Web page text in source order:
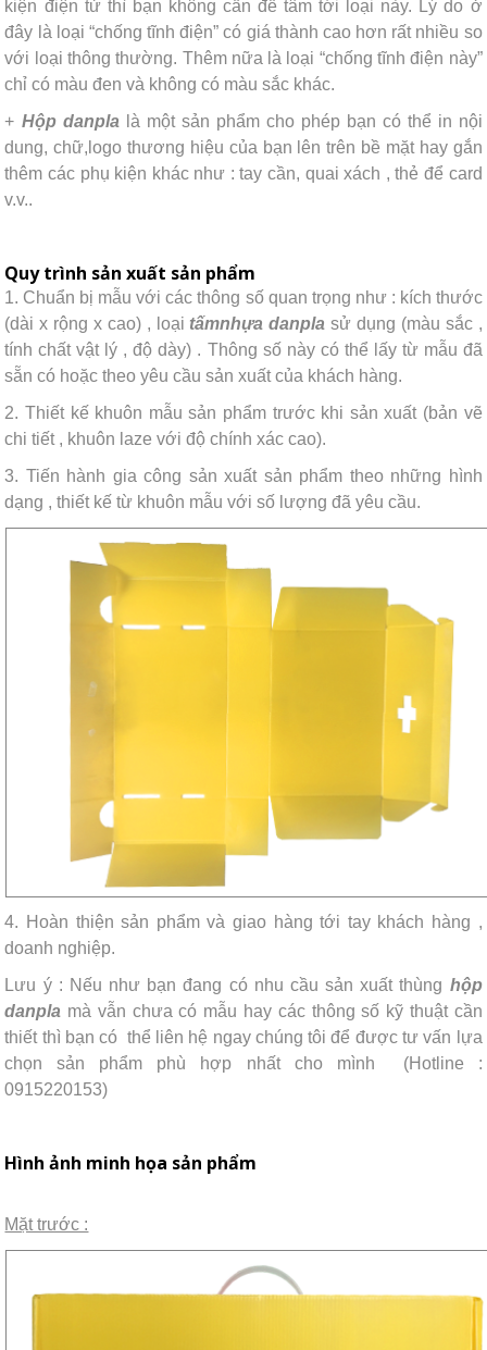
kiện điện tử thì bạn không cần để tâm tới loại này. Lý do ở
đây là loại “chống tĩnh điện” có giá thành cao hơn rất nhiều so
với loại thông thường. Thêm nữa là loại “chống tĩnh điện này”
chỉ có màu đen và không có màu sắc khác.
+ Hộp danpla là một sản phẩm cho phép bạn có thể in nội
dung, chữ,logo thương hiệu của bạn lên trên bề mặt hay gắn
thêm các phụ kiện khác như : tay cần, quai xách , thẻ để card
v.v..
Quy trình sản xuất sản phẩm
1. Chuẩn bị mẫu với các thông số quan trọng như : kích thước
(dài x rộng x cao) , loại tấmnhựa danpla sử dụng (màu sắc ,
tính chất vật lý , độ dày) . Thông số này có thể lấy từ mẫu đã
sẵn có hoặc theo yêu cầu sản xuất của khách hàng.
2. Thiết kế khuôn mẫu sản phẩm trước khi sản xuất (bản vẽ
chi tiết , khuôn laze với độ chính xác cao).
3. Tiến hành gia công sản xuất sản phẩm theo những hình
dạng , thiết kế từ khuôn mẫu với số lượng đã yêu cầu.
4. Hoàn thiện sản phẩm và giao hàng tới tay khách hàng ,
doanh nghiệp.
Lưu ý : Nếu như bạn đang có nhu cầu sản xuất thùng hộp
danpla mà vẫn chưa có mẫu hay các thông số kỹ thuật cần
thiết thì bạn có thể liên hệ ngay chúng tôi để được tư vấn lựa
chọn sản phẩm phù hợp nhất cho mình (Hotline :
0915220153)
Hình ảnh minh họa sản phẩm
Mặt trước :